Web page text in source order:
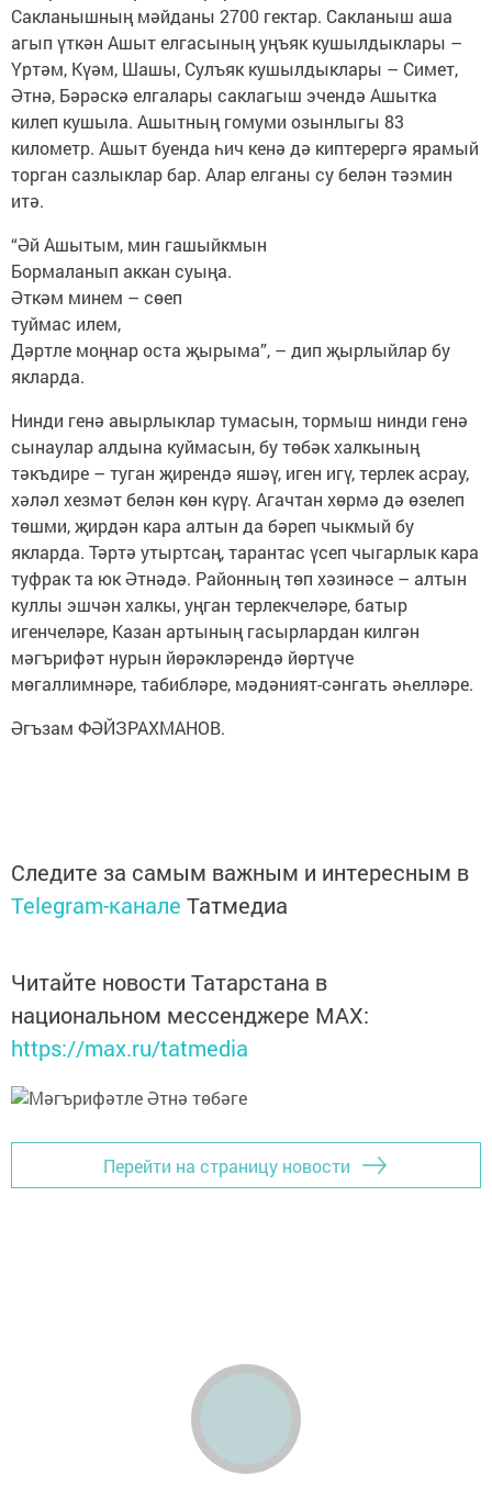
Сакланышның мәйданы 2700 гектар. Сакланыш аша
агып үткән Ашыт елгасының уңъяк кушылдыклары –
Үртәм, Күәм, Шашы, Сулъяк кушылдыклары – Симет,
Әтнә, Бәрәскә елгалары саклагыш эчендә Ашытка
килеп кушыла. Ашытның гомуми озынлыгы 83
километр. Ашыт буенда һич кенә дә киптерергә ярамый
торган сазлыклар бар. Алар елганы су белән тәэмин
итә.
“Әй Ашытым, мин гашыйкмын
Бормаланып аккан суыңа.
Әткәм минем – сөеп
туймас илем,
Дәртле моңнар оста җырыма”, – дип җырлыйлар бу
якларда.
Нинди генә авырлыклар тумасын, тормыш нинди генә
сынаулар алдына куймасын, бу төбәк халкының
тәкъдире – туган җирендә яшәү, иген игү, терлек асрау,
хәләл хезмәт белән көн күрү. Агачтан хөрмә дә өзелеп
төшми, җирдән кара алтын да бәреп чыкмый бу
якларда. Тәртә утыртсаң, тарантас үсеп чыгарлык кара
туфрак та юк Әтнәдә. Районның төп хәзинәсе – алтын
куллы эшчән халкы, уңган терлекчеләре, батыр
игенчеләре, Казан артының гасырлардан килгән
мәгърифәт нурын йөрәкләрендә йөртүче
мөгаллимнәре, табиб­ләре, мәдәният-сәнгать әһелләре.
Әгъзам ФӘЙЗРАХМАНОВ.
Следите за самым важным и интересным в
Telegram-канале Татмедиа
Читайте новости Татарстана в
национальном мессенджере MАХ:
https://max.ru/tatmedia
Перейти на страницу новости